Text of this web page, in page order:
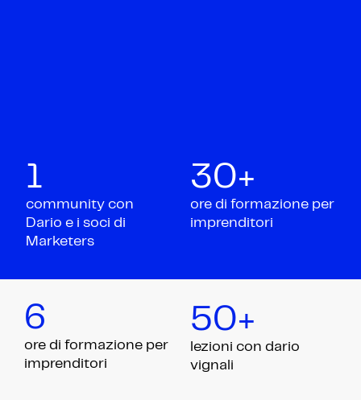
1
community con
Dario e i soci di
Marketers
30+
ore di formazione per
imprenditori
6
ore di formazione per
imprenditori
50+
lezioni con dario
vignali